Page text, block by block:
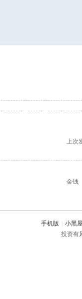
上次
金钱
手机版 小黑屋
投资有